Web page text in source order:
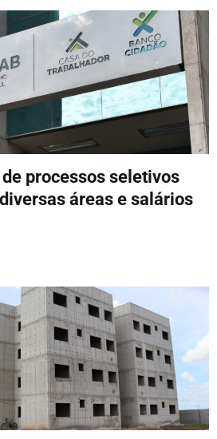
processos seletivos
áreas e salários